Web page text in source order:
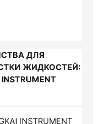
ДЛЯ
ЖИДКОСТЕЙ:
INSTRUMENT